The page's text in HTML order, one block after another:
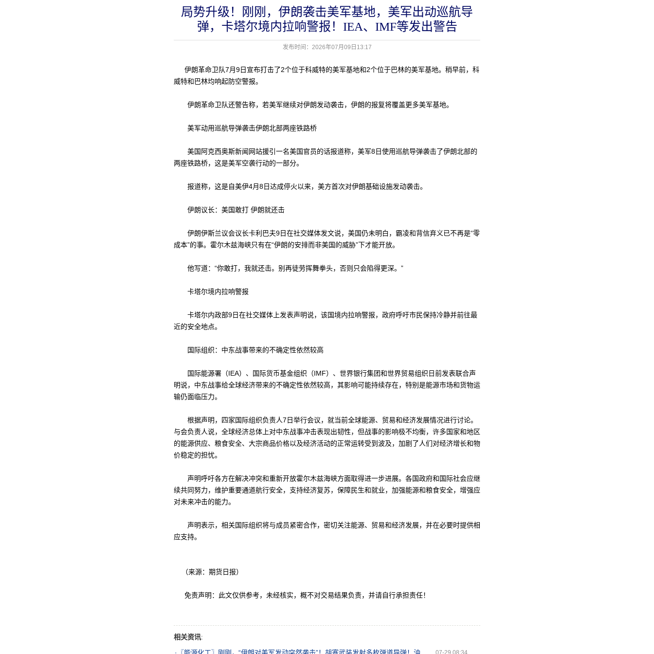
局势升级！刚刚，伊朗袭击美军基地，美军出动巡航导
弹，卡塔尔境内拉响警报！IEA、IMF等发出警告
发布时间：2026年07月09日13:17
伊朗革命卫队7月9日宣布打击了2个位于科威特的美军基地和2个位于巴林的美军基地。稍早前，科
威特和巴林均响起防空警报。
伊朗革命卫队还警告称，若美军继续对伊朗发动袭击，伊朗的报复将覆盖更多美军基地。
美军动用巡航导弹袭击伊朗北部两座铁路桥
美国阿克西奥斯新闻网站援引一名美国官员的话报道称，美军8日使用巡航导弹袭击了伊朗北部的
两座铁路桥，这是美军空袭行动的一部分。
报道称，这是自美伊4月8日达成停火以来，美方首次对伊朗基础设施发动袭击。
伊朗议长：美国敢打 伊朗就还击
伊朗伊斯兰议会议长卡利巴夫9日在社交媒体发文说，美国仍未明白，霸凌和背信弃义已不再是“零
成本”的事。霍尔木兹海峡只有在“伊朗的安排而非美国的威胁”下才能开放。
他写道：“你敢打，我就还击。别再徒劳挥舞拳头，否则只会陷得更深。”
卡塔尔境内拉响警报
卡塔尔内政部9日在社交媒体上发表声明说，该国境内拉响警报，政府呼吁市民保持冷静并前往最
近的安全地点。
国际组织：中东战事带来的不确定性依然较高
国际能源署（IEA）、国际货币基金组织（IMF）、世界银行集团和世界贸易组织日前发表联合声
明说，中东战事给全球经济带来的不确定性依然较高，其影响可能持续存在，特别是能源市场和货物运
输仍面临压力。
根据声明，四家国际组织负责人7日举行会议，就当前全球能源、贸易和经济发展情况进行讨论。
与会负责人说，全球经济总体上对中东战事冲击表现出韧性，但战事的影响极不均衡，许多国家和地区
的能源供应、粮食安全、大宗商品价格以及经济活动的正常运转受到波及，加剧了人们对经济增长和物
价稳定的担忧。
声明呼吁各方在解决冲突和重新开放霍尔木兹海峡方面取得进一步进展。各国政府和国际社会应继
续共同努力，维护重要通道航行安全，支持经济复苏，保障民生和就业，加强能源和粮食安全，增强应
对未来冲击的能力。
声明表示，相关国际组织将与成员紧密合作，密切关注能源、贸易和经济发展，并在必要时提供相
应支持。
（来源：期货日报）
免责声明：此文仅供参考，未经核实，概不对交易结果负责，并请自行承担责任！
相关资讯:
07-29 08:34